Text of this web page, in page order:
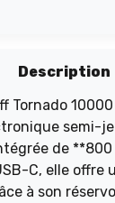
Description
Tornado
semi-
de
C, elle offre
à son